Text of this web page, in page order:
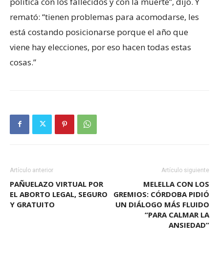
remató: “tienen problemas para acomodarse, les
está costando posicionarse porque el año que
viene hay elecciones, por eso hacen todas estas
cosas.”
Artículo anterior
PAÑUELAZO VIRTUAL POR
EL ABORTO LEGAL, SEGURO
Y GRATUITO
Artículo siguiente
MELELLA CON LOS
GREMIOS: CÓRDOBA PIDIÓ
UN DIÁLOGO MÁS FLUIDO
“PARA CALMAR LA
ANSIEDAD”